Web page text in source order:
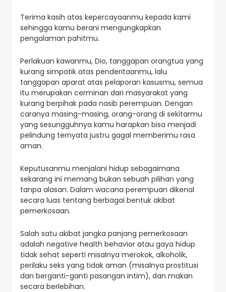
Terima kasih atas kepercayaanmu kepada kami
sehingga kamu berani mengungkapkan
pengalaman pahitmu.
Perlakuan kawanmu, Dio, tanggapan orangtua yang
kurang simpatik atas penderitaanmu, lalu
tanggapan aparat atas pelaporan kasusmu, semua
itu merupakan cerminan dari masyarakat yang
kurang berpihak pada nasib perempuan. Dengan
caranya masing-masing, orang-orang di sekitarmu
yang sesungguhnya kamu harapkan bisa menjadi
pelindung ternyata justru gagal memberimu rasa
aman.
Keputusanmu menjalani hidup sebagaimana
sekarang ini memang bukan sebuah pilihan yang
tanpa alasan. Dalam wacana perempuan dikenal
secara luas tentang berbagai bentuk akibat
pemerkosaan.
Salah satu akibat jangka panjang pemerkosaan
adalah negative health behavior atau gaya hidup
tidak sehat seperti misalnya merokok, alkoholik,
perilaku seks yang tidak aman (misalnya prostitusi
dan berganti-ganti pasangan intim), dan makan
secara berlebihan.